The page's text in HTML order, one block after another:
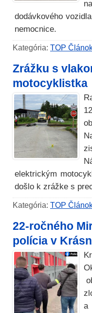
dodávkového
nemocnice.
Kategória: TOP
Zrážku s
motocyklistka
elektrickým
došlo k zrážke s
Kategória: TOP
22-ročného
polícia v
a